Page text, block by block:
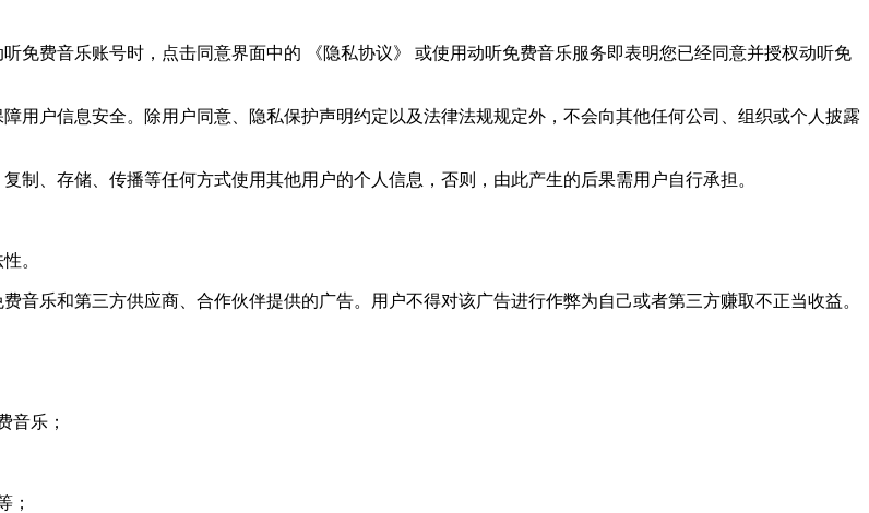
免费音乐账号时，点击同意界面中的 《隐私协议》 或使用动听免费音乐服务即表明您已经同意并授权动听免
用户信息安全。除用户同意、隐私保护声明约定以及法律法规规定外，不会向其他任何公司、组织或个人披露
制、存储、传播等任何方式使用其他用户的个人信息，否则，由此产生的后果需用户自行承担。
。
音乐和第三方供应商、合作伙伴提供的广告。用户不得对该广告进行作弊为自己或者第三方赚取不正当收益。
音乐；
；